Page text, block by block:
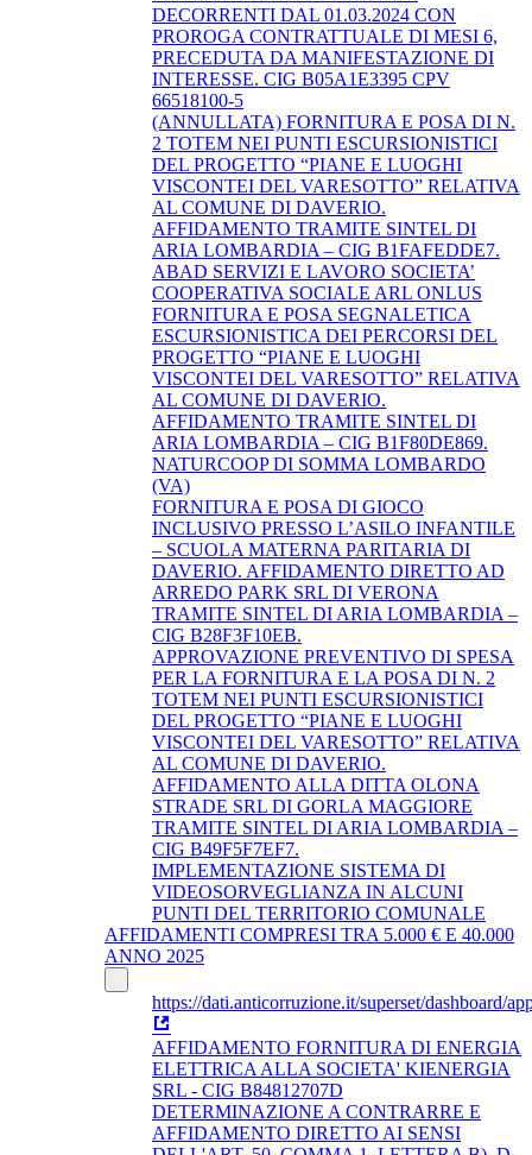
DECORRENTI DAL 01.03.2024 CON
PROROGA CONTRATTUALE DI MESI 6,
PRECEDUTA DA MANIFESTAZIONE DI
INTERESSE. CIG B05A1E3395 CPV
66518100-5
(ANNULLATA) FORNITURA E POSA DI N.
2 TOTEM NEI PUNTI ESCURSIONISTICI
DEL PROGETTO “PIANE E LUOGHI
VISCONTEI DEL VARESOTTO” RELATIVA
AL COMUNE DI DAVERIO.
AFFIDAMENTO TRAMITE SINTEL DI
ARIA LOMBARDIA – CIG B1FAFEDDE7.
ABAD SERVIZI E LAVORO SOCIETA’
COOPERATIVA SOCIALE ARL ONLUS
FORNITURA E POSA SEGNALETICA
ESCURSIONISTICA DEI PERCORSI DEL
PROGETTO “PIANE E LUOGHI
VISCONTEI DEL VARESOTTO” RELATIVA
AL COMUNE DI DAVERIO.
AFFIDAMENTO TRAMITE SINTEL DI
ARIA LOMBARDIA – CIG B1F80DE869.
NATURCOOP DI SOMMA LOMBARDO
(VA)
FORNITURA E POSA DI GIOCO
INCLUSIVO PRESSO L’ASILO INFANTILE
– SCUOLA MATERNA PARITARIA DI
DAVERIO. AFFIDAMENTO DIRETTO AD
ARREDO PARK SRL DI VERONA
TRAMITE SINTEL DI ARIA LOMBARDIA –
CIG B28F3F10EB.
APPROVAZIONE PREVENTIVO DI SPESA
PER LA FORNITURA E LA POSA DI N. 2
TOTEM NEI PUNTI ESCURSIONISTICI
DEL PROGETTO “PIANE E LUOGHI
VISCONTEI DEL VARESOTTO” RELATIVA
AL COMUNE DI DAVERIO.
AFFIDAMENTO ALLA DITTA OLONA
STRADE SRL DI GORLA MAGGIORE
TRAMITE SINTEL DI ARIA LOMBARDIA –
CIG B49F5F7EF7.
IMPLEMENTAZIONE SISTEMA DI
VIDEOSORVEGLIANZA IN ALCUNI
PUNTI DEL TERRITORIO COMUNALE
AFFIDAMENTI COMPRESI TRA 5.000 € E 40.000
ANNO 2025
https://dati.anticorruzione.it/superset/dashboard/
AFFIDAMENTO FORNITURA DI ENERGIA
ELETTRICA ALLA SOCIETA' KIENERGIA
SRL - CIG B84812707D
DETERMINAZIONE A CONTRARRE E
AFFIDAMENTO DIRETTO AI SENSI